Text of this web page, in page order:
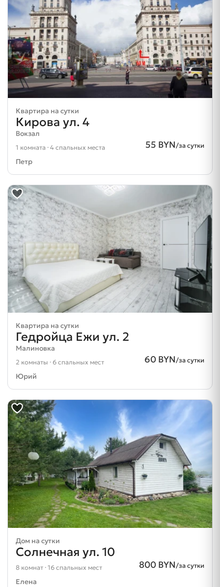
Квартира на сутки
Кирова ул. 4
Вокзал
55 BYN/за сутки
1 комната · 4 спальных места
Петр
Квартира на сутки
Гедройца Ежи ул. 2
Малиновка
60 BYN/за сутки
2 комнаты · 6 спальных мест
Юрий
Дом на сутки
Солнечная ул. 10
800 BYN/за сутки
8 комнат · 16 спальных мест
Елена